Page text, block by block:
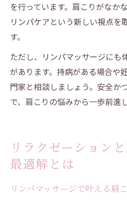
を行っています。肩こりがなか
リンパケアという新しい視点を
す。
ただし、リンパマッサージにも
があります。持病がある場合や
門家と相談しましょう。安全か
で、肩こりの悩みから一歩前進
リラクゼーション
最適解とは
リンパマッサージで叶える肩